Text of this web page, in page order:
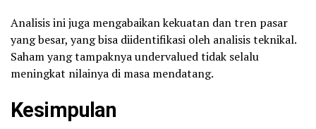
Analisis ini juga mengabaikan kekuatan dan tren pasar
yang besar, yang bisa diidentifikasi oleh analisis teknikal.
Saham yang tampaknya undervalued tidak selalu
meningkat nilainya di masa mendatang.
Kesimpulan